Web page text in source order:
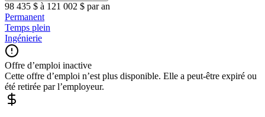
98 435 $ à 121 002 $ par an
Permanent
Temps plein
Ingénierie
Offre d’emploi inactive
Cette offre d’emploi n’est plus disponible. Elle a peut-être expiré ou
été retirée par l’employeur.